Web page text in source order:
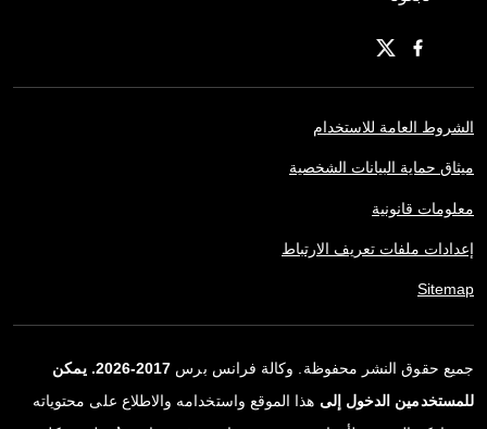
الشروط العامة للاستخدام
ميثاق حماية البيانات الشخصية
معلومات قانونية
إعدادات ملفات تعريف الارتباط
Sitemap
جميع حقوق النشر محفوظة. وكالة فرانس برس
2017-2026. يمكن
للمستخدمين الدخول إلى هذا الموقع واستخدامه والاطلاع على محتوياته